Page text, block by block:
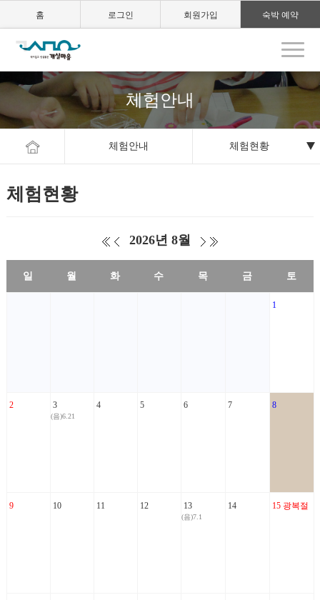
홈 로그인 회원가입 숙박 예약
체험안내
체험안내 체험현황
체험현황
2026년 8월
일 월 화 수 목 금 토
1
2 3
(음)6.21
4 5 6 7 8
9 10 11 12 13
(음)7.1
14 15 광복절